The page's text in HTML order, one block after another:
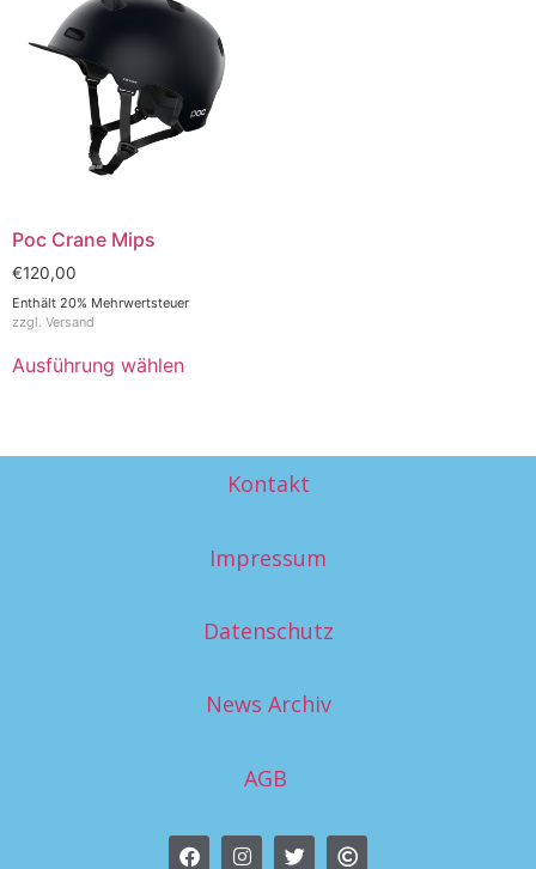
Poc Crane Mips
€120,00
Enthält 20% Mehrwertsteuer
zzgl. Versand
Ausführung wählen
Kontakt
Impressum
Datenschutz
News Archiv
AGB